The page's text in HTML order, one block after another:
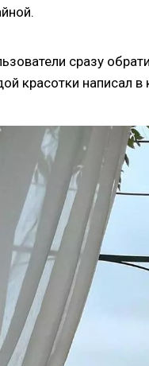
сразу
красотки написал